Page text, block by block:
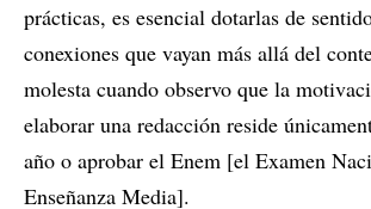
prácticas, es esencial dotarlas de
conexiones que vayan más allá del
molesta cuando observo que la
elaborar una redacción reside
año o aprobar el Enem [el Examen
Enseñanza Media].